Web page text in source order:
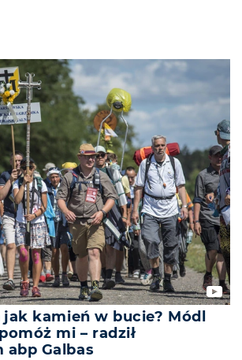
kamień w bucie? Módl
mi – radził
Galbas